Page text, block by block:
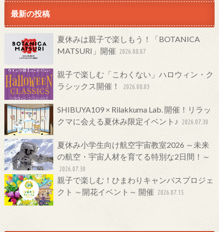
最新の投稿
夏休みは親子で楽しもう！「BOTANICA
MATSURI」開催 2026.08.07
親子で楽しむ「こわくない」ハロウィン・ク
ラシックス開催！
2026.08.03
SHIBUYA109 × Rilakkuma Lab. 開催！リラッ
クマに会える夏休み限定イベント♪ 2026.07.30
夏休み小学生向け航空宇宙教室2026 ～未来
の航空・宇宙人材を育てる特別な2日間！～
2026.07.30
親子で楽しむ！ひまわりキャンパスプロジェ
クト ～開花イベント～ 開催 2026.07.15